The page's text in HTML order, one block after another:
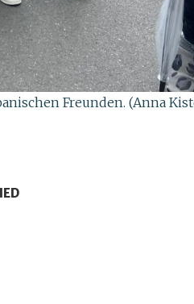
Freunden. (Anna